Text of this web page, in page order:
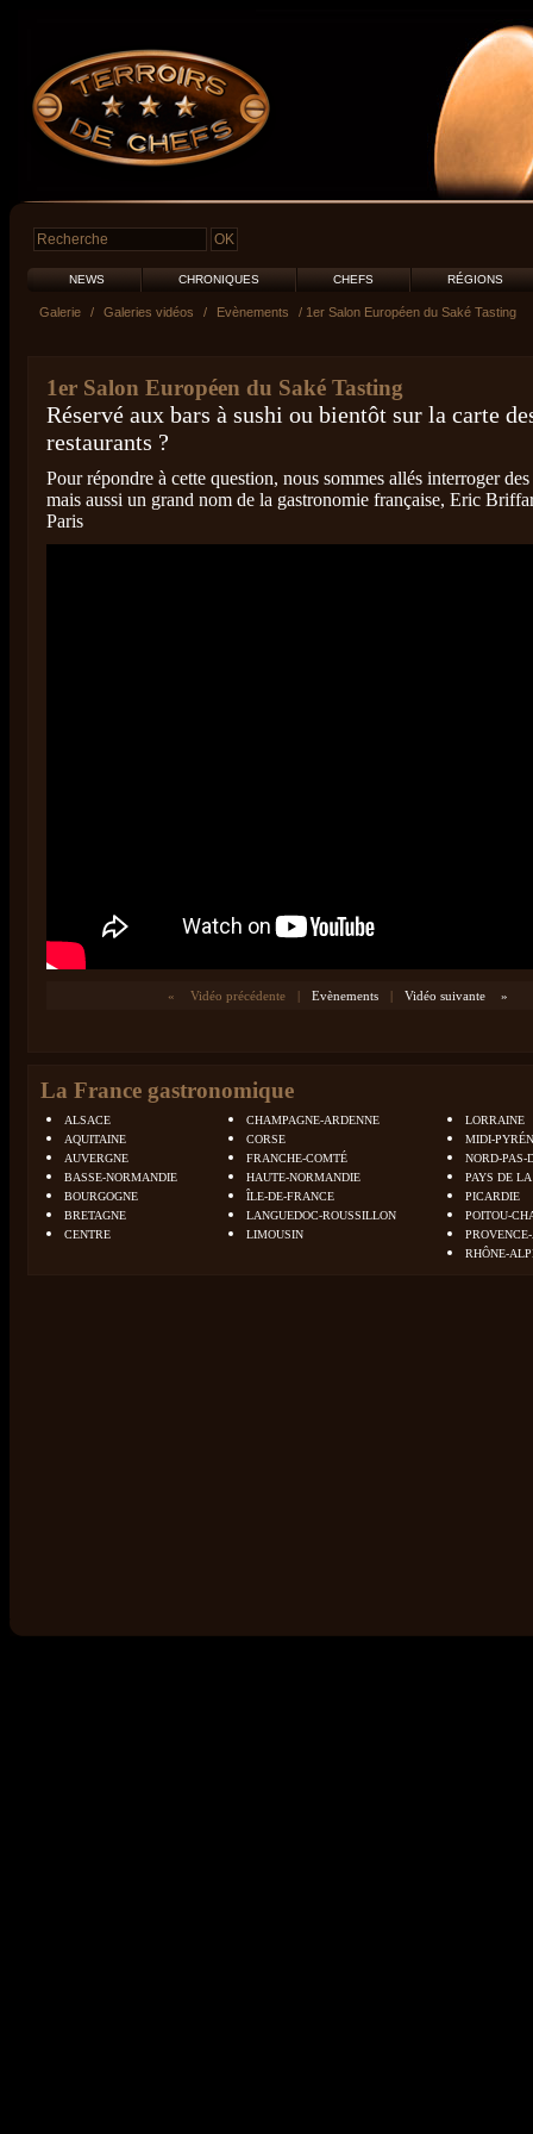
NEWS CHRONIQUES CHEFS RÉGIONS
Galerie / Galeries vidéos / Evènements / 1er Salon Européen du Saké Tasting
1er Salon Européen du Saké Tasting
Réservé aux bars à sushi ou bientôt sur la carte
restaurants ?
Pour répondre à cette question, nous sommes allés interroger
mais aussi un grand nom de la gastronomie française, Eric
Paris
« Vidéo précédente | Evènements | Vidéo suivante »
La France gastronomique
ALSACE
AQUITAINE
AUVERGNE
BASSE-NORMANDIE
BOURGOGNE
BRETAGNE
CENTRE
CHAMPAGNE-ARDENNE
CORSE
FRANCHE-COMTÉ
HAUTE-NORMANDIE
ÎLE-DE-FRANCE
LANGUEDOC-ROUSSILLON
LIMOUSIN
LORRAINE
MIDI-
NORD-PAS-
PAYS DE
PICARDIE
POITOU-
RHÔNE-